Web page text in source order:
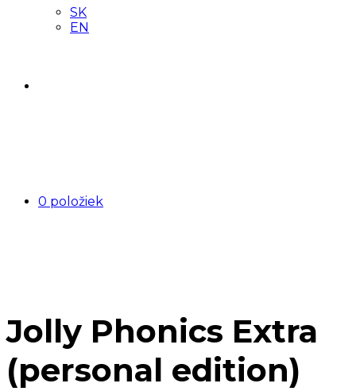
SK
EN
0 položiek
Jolly Phonics Extra
(personal edition)